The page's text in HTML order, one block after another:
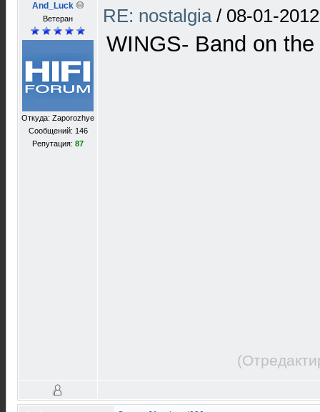
And_Luck
Ветеран
Откуда: Zaporozhye
Сообщений: 146
Репутация: 87
RE: nostalgia / 08-01-
WINGS- Band on the